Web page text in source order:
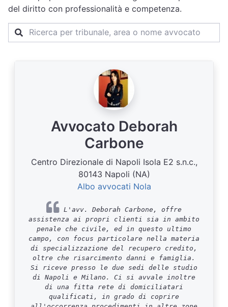
del diritto con professionalità e competenza.
Avvocato Deborah
Carbone
Centro Direzionale di Napoli Isola E2 s.n.c.,
80143 Napoli (NA)
Albo avvocati Nola
L'avv. Deborah Carbone, offre
assistenza ai propri clienti sia in ambito
penale che civile, ed in questo ultimo
campo, con focus particolare nella materia
di specializzazione del recupero credito,
oltre che risarcimento danni e famiglia.
Si riceve presso le due sedi delle studio
di Napoli e Milano. Ci si avvale inoltre
di una fitta rete di domiciliatari
qualificati, in grado di coprire